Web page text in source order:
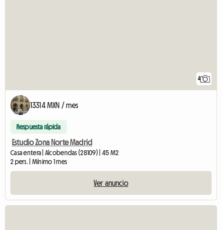
4
13314 MXN / mes
Respuesta rápida
Estudio Zona Norte Madrid
Casa entera | Alcobendas (28109) | 45 M2
2 pers. | Mínimo 1 mes
Ver anuncio